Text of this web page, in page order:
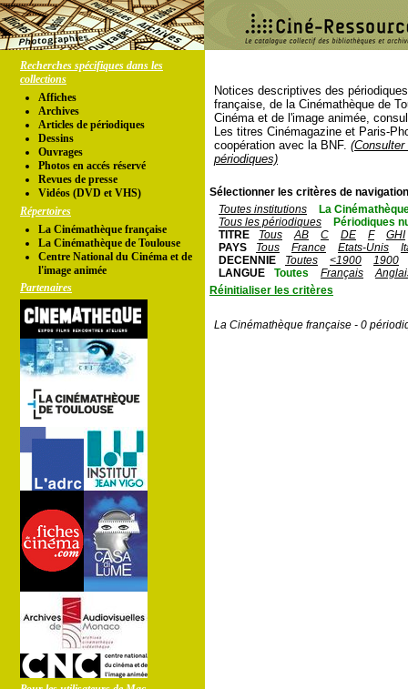
Recherches spécifiques dans les
collections
Affiches
Archives
Articles de périodiques
Dessins
Ouvrages
Photos en accés réservé
Revues de presse
Vidéos (DVD et VHS)
Répertoires
La Cinémathèque française
La Cinémathèque de Toulouse
Centre National du Cinéma et de
l'image animée
Partenaires
Notices descriptives des
française, de la Cinémathèque de
Cinéma et de l'image animée,
Les titres Cinémagazine et Paris-
coopération avec la BNF.
périodiques)
Sélectionner les critères de
Toutes institutions
La
Tous les périodiques
Périodiques
TITRE
Tous AB C DE F
GHI
PAYS
Tous France Etats-Unis
DECENNIE
Toutes <1900
1900
LANGUE
Toutes Français
Réinitialiser les critères
La Cinémathèque française - 0